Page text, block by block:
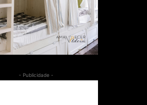
- Publicidade -